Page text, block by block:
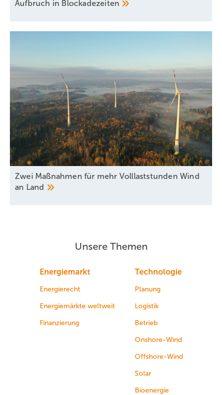
Aufbruch in Blockadezeiten
Zwei Maßnahmen für mehr Volllaststunden Wind
an Land
Unsere Themen
Energiemarkt
Energierecht
Energiemärkte weltweit
Finanzierung
Technologie
Planung
Logistik
Betrieb
Onshore-Wind
Offshore-Wind
Solar
Bioenergie